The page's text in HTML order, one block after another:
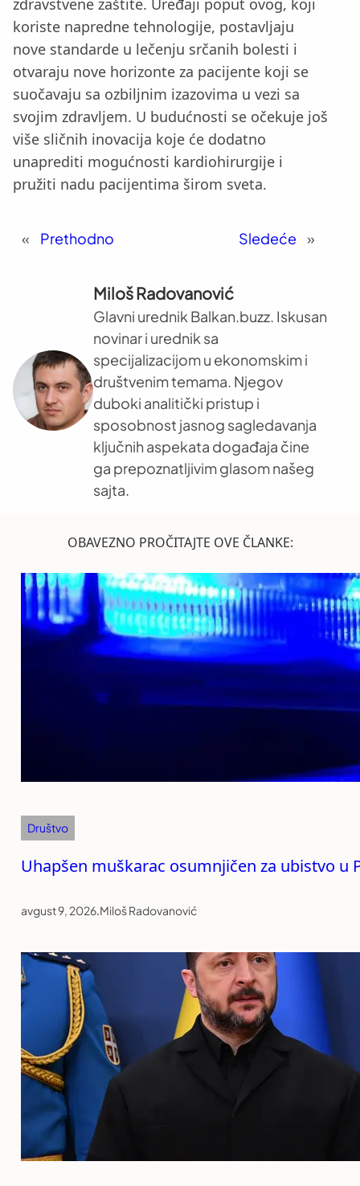
zdravstvene zaštite. Uređaji poput ovog, koji
koriste napredne tehnologije, postavljaju
nove standarde u lečenju srčanih bolesti i
otvaraju nove horizonte za pacijente koji se
suočavaju sa ozbiljnim izazovima u vezi sa
svojim zdravljem. U budućnosti se očekuje još
više sličnih inovacija koje će dodatno
unaprediti mogućnosti kardiohirurgije i
pružiti nadu pacijentima širom sveta.
« Prethodno Sledeće »
Miloš Radovanović
Glavni urednik Balkan.buzz. Iskusan
novinar i urednik sa
specijalizacijom u ekonomskim i
društvenim temama. Njegov
duboki analitički pristup i
sposobnost jasnog sagledavanja
ključnih aspekata događaja čine
ga prepoznatljivim glasom našeg
sajta.
OBAVEZNO PROČITAJTE OVE ČLANKE:
Društvo
Uhapšen muškarac osumnjičen za ubistvo u
avgust 9, 2026.Miloš Radovanović